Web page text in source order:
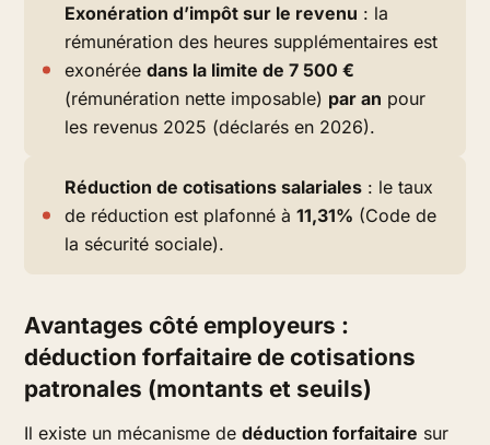
Exonération d’impôt sur le revenu : la
rémunération des heures supplémentaires est
exonéréedans la limite de 7 500 €
(rémunération nette imposable) par an pour
les revenus 2025 (déclarés en 2026).
Réduction de cotisations salariales : le taux
de réduction est plafonné à11,31% (Code de
la sécurité sociale).
Avantages côté employeurs :
déduction forfaitaire de cotisations
patronales (montants et seuils)
Il existe un mécanisme dedéduction forfaitaire sur